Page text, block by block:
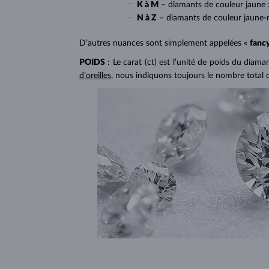
K à M – diamants de couleur jaune ;
N à Z – diamants de couleur jaune-
D’autres nuances sont simplement appelées «
POIDS : Le carat (ct) est l’unité de poids du
d’oreilles, nous indiquons toujours le nombre total